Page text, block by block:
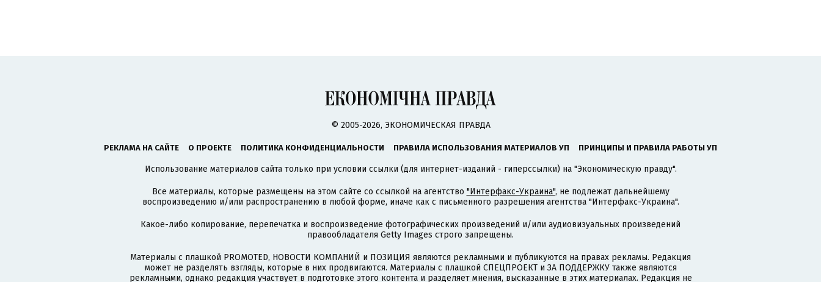
© 2005-2026, ЭКОНОМИЧЕСКАЯ ПРАВДА
РЕКЛАМА НА САЙТЕ О ПРОЕКТЕ ПОЛИТИКА КОНФИДЕНЦИАЛЬНОСТИ ПРАВИЛА ИСПОЛЬЗОВАНИЯ МАТЕРИАЛОВ УП ПРИНЦИПЫ И ПРАВИЛА РАБОТЫ УП
Использование материалов сайта только при условии ссылки (для интернет-изданий - гиперссылки) на "Экономическую правду".
Все материалы, которые размещены на этом сайте со ссылкой на агентство "Интерфакс-Украина", не подлежат дальнейшему
воспроизведению и/или распространению в любой форме, иначе как с письменного разрешения агентства "Интерфакс-Украина".
Какое-либо копирование, перепечатка и воспроизведение фотографических произведений и/или аудиовизуальных произведений
правообладателя Getty Images строго запрещены.
Материалы с плашкой PROMOTED, НОВОСТИ КОМПАНИЙ и ПОЗИЦИЯ являются рекламными и публикуются на правах рекламы. Редакция
может не разделять взгляды, которые в них продвигаются. Материалы с плашкой СПЕЦПРОЕКТ и ЗА ПОДДЕРЖКУ также являются
рекламными, однако редакция участвует в подготовке этого контента и разделяет мнения, высказанные в этих материалах. Редакция не